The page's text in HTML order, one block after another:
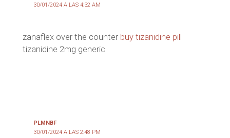
30/01/2024 A LAS 4:32 AM
zanaflex over the counter buy tizanidine pill
tizanidine 2mg generic
PLMNBF
30/01/2024 A LAS 2:48 PM